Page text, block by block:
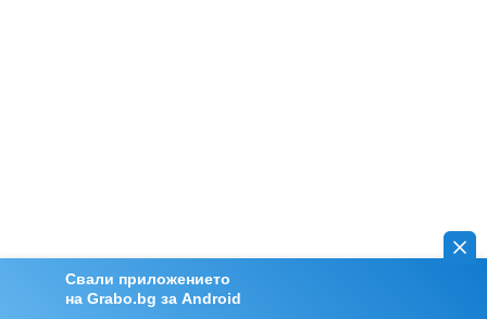
Свали приложението
на Grabo.bg за Android